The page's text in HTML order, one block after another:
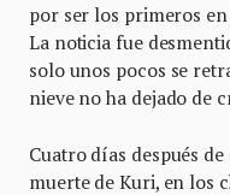
por ser los primeros
La noticia fue
solo unos pocos se
nieve no ha dejado de
Cuatro días después
muerte de Kuri, en los